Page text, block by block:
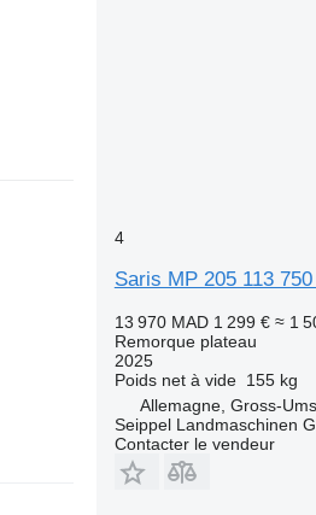
4
Saris MP 205 113
13 970 MAD 1 299 € ≈ 1
Remorque plateau
2025
Poids net à vide 155 kg
Allemagne, Gross-
Seippel Landmaschinen
Contacter le vendeur